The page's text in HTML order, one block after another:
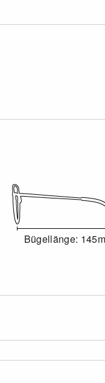
Bügellänge: